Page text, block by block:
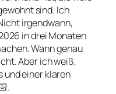
sind. Ich
irgendwann,
in drei Monaten
Wann genau
Aber ich weiß,
und einer klaren